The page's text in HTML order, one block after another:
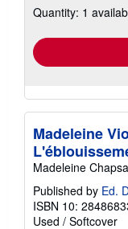
Quantity: 1
Madeleine
Madeleine
Published by Ed.
ISBN 10:
Used / Softcover